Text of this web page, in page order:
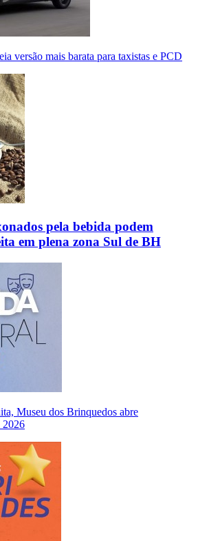
versão mais barata para taxistas e PCD
pela bebida podem
em plena zona Sul de BH
Museu dos Brinquedos abre
2026